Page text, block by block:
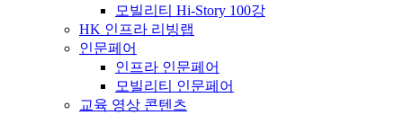
모빌리티 Hi-Story 100강
HK 인프라 리빙랩
인문페어
인프라 인문페어
모빌리티 인문페어
교육 영상 콘텐츠